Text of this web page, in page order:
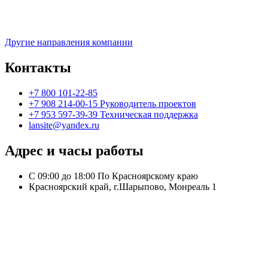
Другие направления компании
Контакты
+7 800 101-22-85
+7 908 214-00-15 Руководитель проектов
+7 953 597-39-39 Техническая поддержка
lansite@yandex.ru
Адрес и часы работы
С 09:00 до 18:00 По Красноярскому краю
Красноярский край, г.Шарыпово, Монреаль 1